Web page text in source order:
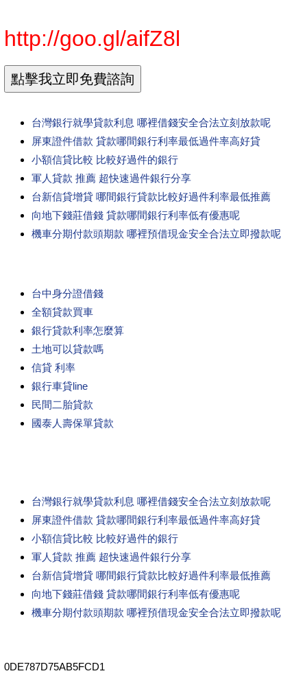
http://goo.gl/aifZ8l
台灣銀行就學貸款利息 哪裡借錢安全合法立刻放款呢
屏東證件借款 貸款哪間銀行利率最低過件率高好貸
小額信貸比較 比較好過件的銀行
軍人貸款 推薦 超快速過件銀行分享
台新信貸增貸 哪間銀行貸款比較好過件利率最低推薦
向地下錢莊借錢 貸款哪間銀行利率低有優惠呢
機車分期付款頭期款 哪裡預借現金安全合法立即撥款呢
台中身分證借錢
全額貸款買車
銀行貸款利率怎麼算
土地可以貸款嗎
信貸 利率
銀行車貸line
民間二胎貸款
國泰人壽保單貸款
台灣銀行就學貸款利息 哪裡借錢安全合法立刻放款呢
屏東證件借款 貸款哪間銀行利率最低過件率高好貸
小額信貸比較 比較好過件的銀行
軍人貸款 推薦 超快速過件銀行分享
台新信貸增貸 哪間銀行貸款比較好過件利率最低推薦
向地下錢莊借錢 貸款哪間銀行利率低有優惠呢
機車分期付款頭期款 哪裡預借現金安全合法立即撥款呢
0DE787D75AB5FCD1